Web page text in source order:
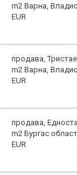
m2 Варна,
EUR
продава,
m2 Варна,
EUR
продава,
m2 Бургас
EUR